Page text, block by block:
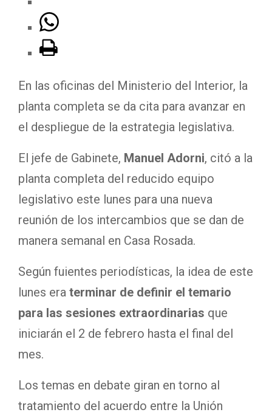
En las oficinas del Ministerio del Interior, la
planta completa se da cita para avanzar en
el despliegue de la estrategia legislativa.
El jefe de Gabinete, Manuel Adorni, citó a la
planta completa del reducido equipo
legislativo este lunes para una nueva
reunión de los intercambios que se dan de
manera semanal en Casa Rosada.
Según fuientes periodísticas, la idea de este
lunes era terminar de definir el temario
para las sesiones extraordinarias que
iniciarán el 2 de febrero hasta el final del
mes.
Los temas en debate giran en torno al
tratamiento del acuerdo entre la Unión